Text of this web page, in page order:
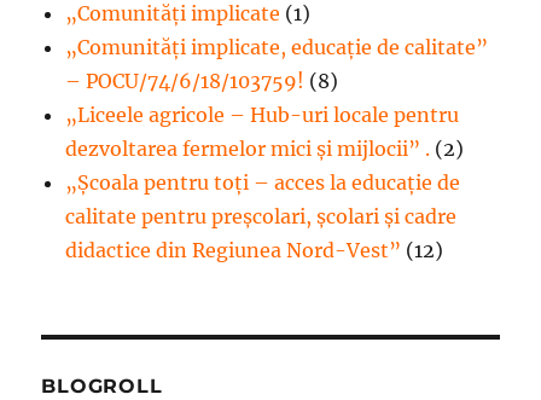
„Comunități implicate (1)
„Comunități implicate, educație de calitate”
– POCU/74/6/18/103759! (8)
„Liceele agricole – Hub-uri locale pentru
dezvoltarea fermelor mici şi mijlocii” . (2)
„Școala pentru toți – acces la educație de
calitate pentru preșcolari, școlari și cadre
didactice din Regiunea Nord-Vest” (12)
BLOGROLL